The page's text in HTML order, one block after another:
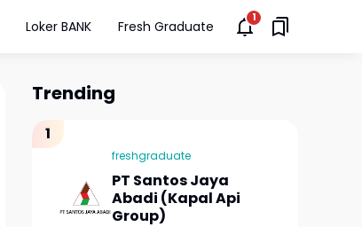
Loker BANK Fresh Graduate
Trending
freshgraduate
PT Santos Jaya
Abadi (Kapal Api
Group)